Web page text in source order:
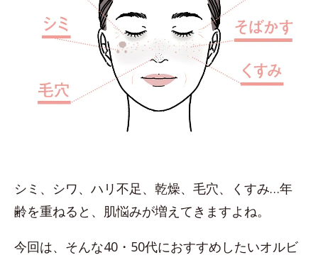
シミ、シワ、ハリ不足、乾燥、毛穴、くすみ…年
齢を重ねると、肌悩みが増えてきますよね。
今回は、そんな40・50代におすすめしたいオルビ